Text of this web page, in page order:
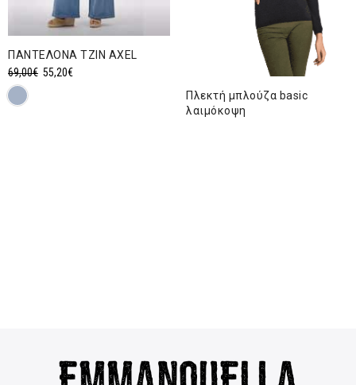
ΠΑΝΤΕΛΟΝA ΤΖΙΝ AXEL
69,00€ Original
55,20€Η
Πλεκτή μπλούζα basic
λαιμόκοψη